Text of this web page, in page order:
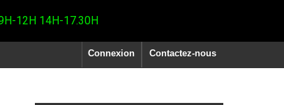
12H 14H-17.30H
Contactez-nous
Connexion